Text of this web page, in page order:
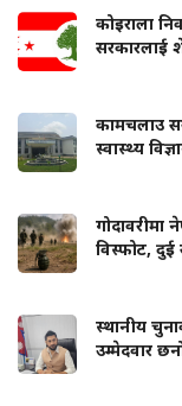
कोइराला
सरकारलाई
कामचलाउ
स्वास्थ्य
गोदावरीमा
विस्फोट,
स्थानीय
उम्मेदवार